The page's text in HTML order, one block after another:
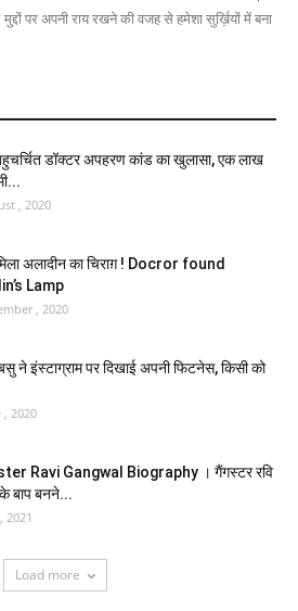
पर अपनी राय रखने की वजह से हमेशा सुर्ख़ियों में बना
डॉक्टर अपहरण कांड का खुलासा, एक लाख
, 2020
अलादीन का चिराग़ ! Docror found
Lamp
, 2020
बसु ने इंस्‍टाग्राम पर दिखाई अपनी फिटनेस, किसी को
, 2020
Ravi Gangwal Biography । गैंगस्टर रवि
बाप बनने...
2021
Load more